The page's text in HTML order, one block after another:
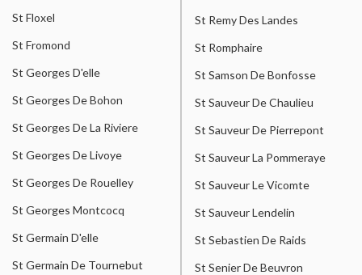
St Floxel
St Fromond
St Georges D'elle
St Georges De Bohon
St Georges De La Riviere
St Georges De Livoye
St Georges De Rouelley
St Georges Montcocq
St Germain D'elle
St Germain De Tournebut
St Remy Des Landes
St Romphaire
St Samson De Bonfosse
St Sauveur De Chaulieu
St Sauveur De Pierrepont
St Sauveur La Pommeraye
St Sauveur Le Vicomte
St Sauveur Lendelin
St Sebastien De Raids
St Senier De Beuvron